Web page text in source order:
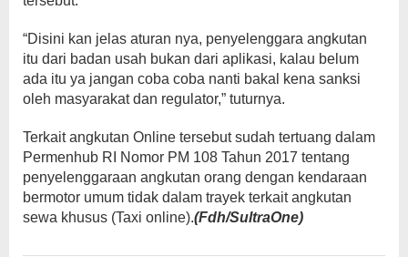
“Disini kan jelas aturan nya, penyelenggara angkutan
itu dari badan usah bukan dari aplikasi, kalau belum
ada itu ya jangan coba coba nanti bakal kena sanksi
oleh masyarakat dan regulator,” tuturnya.
Terkait angkutan Online tersebut sudah tertuang dalam
Permenhub RI Nomor PM 108 Tahun 2017 tentang
penyelenggaraan angkutan orang dengan kendaraan
bermotor umum tidak dalam trayek terkait angkutan
sewa khusus (Taxi online).(Fdh/SultraOne)